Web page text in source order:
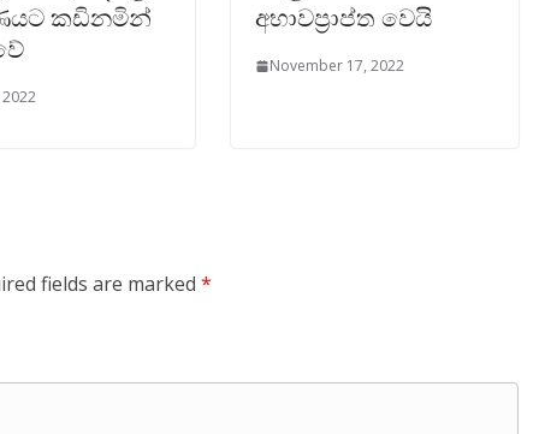
කඩිනමින්
2022
අභාවප්‍රාප්ත වෙයි
November 17, 2022
fields are marked *